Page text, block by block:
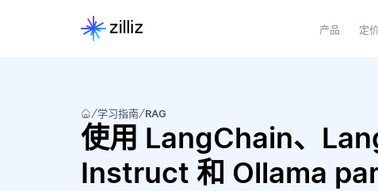
产品 定
学习指南 RAG
使用 LangChain、
Instruct 和 Ollama